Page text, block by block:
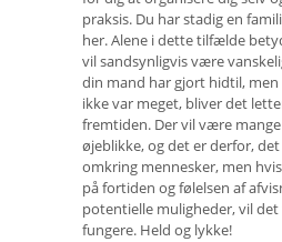
praksis. Du har stadig en
her. Alene i dette tilfælde
vil sandsynligvis være
din mand har gjort hidtil, men
ikke var meget, bliver det
fremtiden. Der vil være
øjeblikke, og det er derfor,
omkring mennesker, men
på fortiden og følelsen af
potentielle muligheder, vil det
fungere. Held og lykke!